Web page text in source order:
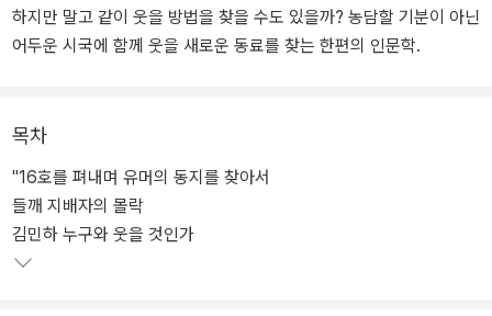
하지만 말고 같이 웃을 방법을 찾을 수도 있을까? 농담할 기분이 아닌
어두운 시국에 함께 웃을 새로운 동료를 찾는 한편의 인문학.
목차
"16호를 펴내며 유머의 동지를 찾아서
들깨 지배자의 몰락
김민하 누구와 웃을 것인가